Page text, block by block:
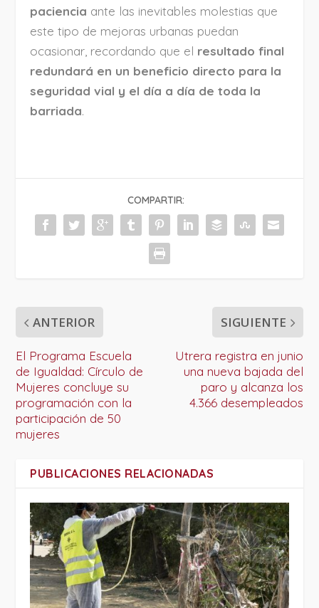
paciencia ante las inevitables molestias que
este tipo de mejoras urbanas puedan
ocasionar, recordando que el resultado final
redundará en un beneficio directo para la
seguridad vial y el día a día de toda la
barriada.
COMPARTIR:
ANTERIOR
El Programa Escuela
de Igualdad: Círculo de
Mujeres concluye su
programación con la
participación de 50
mujeres
SIGUIENTE
Utrera registra en junio
una nueva bajada del
paro y alcanza los
4.366 desempleados
PUBLICACIONES RELACIONADAS